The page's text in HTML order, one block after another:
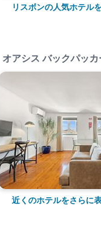
リスボンの人気ホテル
オアシス バックパッ
近くのホテルをさらに